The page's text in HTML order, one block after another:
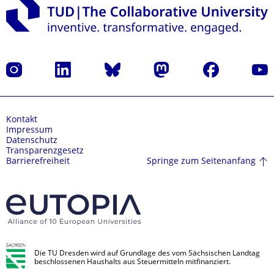
Instagram LinkedIn Bluesky Mastodon Facebook
Kontakt
Impressum
Datenschutz
Transparenzgesetz
Barrierefreiheit
Springe zum Seitenanfang
Die TU Dresden wird auf Grundlage des vom Sächsischen Landtag
beschlossenen Haushalts aus Steuermitteln mitfinanziert.